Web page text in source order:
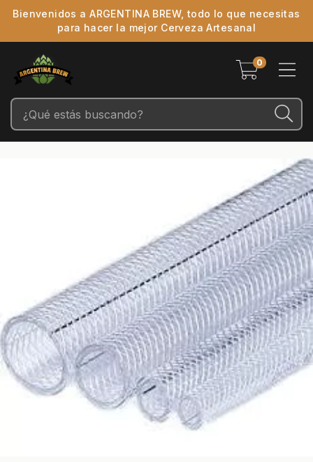
Bienvenidos a ARGENTINA BREW, todo lo que necesitas
para hacer la mejor Cerveza Artesanal
0